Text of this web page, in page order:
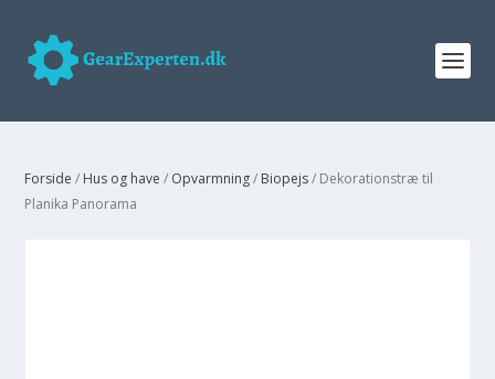
Forside / Hus og have / Opvarmning/ Biopejs/ Dekorationstræ til
Planika Panorama